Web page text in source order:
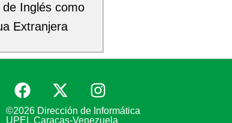
Inglés como
Extranjera
©2026 Dirección de Informática
UPEL Caracas-Venezuela